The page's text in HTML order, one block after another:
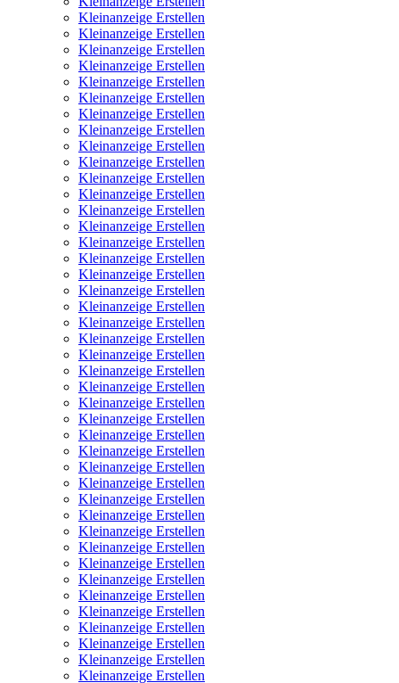
Kleinanzeige Erstellen
Kleinanzeige Erstellen
Kleinanzeige Erstellen
Kleinanzeige Erstellen
Kleinanzeige Erstellen
Kleinanzeige Erstellen
Kleinanzeige Erstellen
Kleinanzeige Erstellen
Kleinanzeige Erstellen
Kleinanzeige Erstellen
Kleinanzeige Erstellen
Kleinanzeige Erstellen
Kleinanzeige Erstellen
Kleinanzeige Erstellen
Kleinanzeige Erstellen
Kleinanzeige Erstellen
Kleinanzeige Erstellen
Kleinanzeige Erstellen
Kleinanzeige Erstellen
Kleinanzeige Erstellen
Kleinanzeige Erstellen
Kleinanzeige Erstellen
Kleinanzeige Erstellen
Kleinanzeige Erstellen
Kleinanzeige Erstellen
Kleinanzeige Erstellen
Kleinanzeige Erstellen
Kleinanzeige Erstellen
Kleinanzeige Erstellen
Kleinanzeige Erstellen
Kleinanzeige Erstellen
Kleinanzeige Erstellen
Kleinanzeige Erstellen
Kleinanzeige Erstellen
Kleinanzeige Erstellen
Kleinanzeige Erstellen
Kleinanzeige Erstellen
Kleinanzeige Erstellen
Kleinanzeige Erstellen
Kleinanzeige Erstellen
Kleinanzeige Erstellen
Kleinanzeige Erstellen